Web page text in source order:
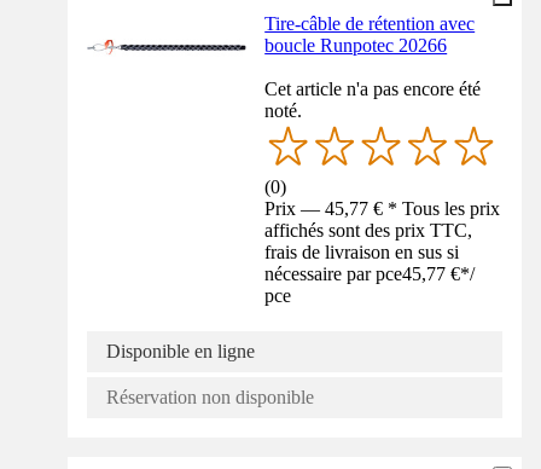
Tire-câble de rétention avec
boucle Runpotec 20266
Cet article n'a pas encore été
noté.
(0)
Prix — 45,77 € * Tous les prix
affichés sont des prix TTC,
frais de livraison en sus si
nécessaire par pce45,77 €*/
pce
Disponible en ligne
Réservation non disponible